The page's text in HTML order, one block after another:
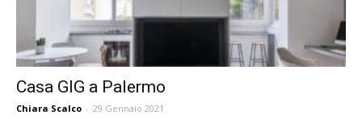
Casa GIG a Palermo
Chiara Scalco - 29 Gennaio 2021